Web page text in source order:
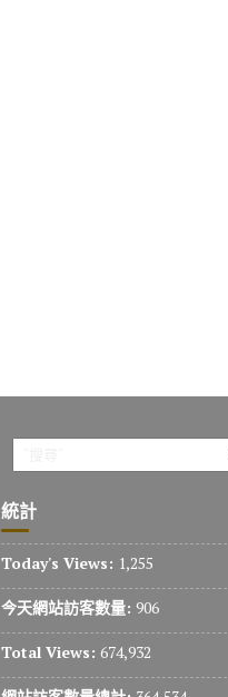
統計
Today's Views: 1,255
今天網站訪客數量: 906
Total Views: 674,932